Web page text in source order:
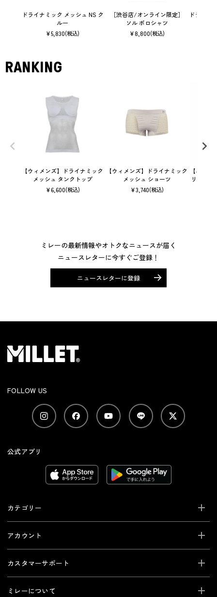
ドライナミック メッシュ NS ク
ルー
¥5,830(税込)
［渋谷店/オンライン限定］
ソル ポロシャツ
¥8,800(税込)
ドライナ
RANKING
【ウィメンズ】ドライナミック
メッシュ タンクトップ
¥6,600(税込)
【ウィメンズ】ドライナミック
メッシュ ショーツ
¥3,740(税込)
【ユニ
リック
ミレーの最新情報やオトクなニュースが届く
ニュースレターに今すぐご登録！
ニュースレターに登録
FOLLOW US
公式アプリ
カテゴリー
アカウント
カスタマーサポート
ミレーについて